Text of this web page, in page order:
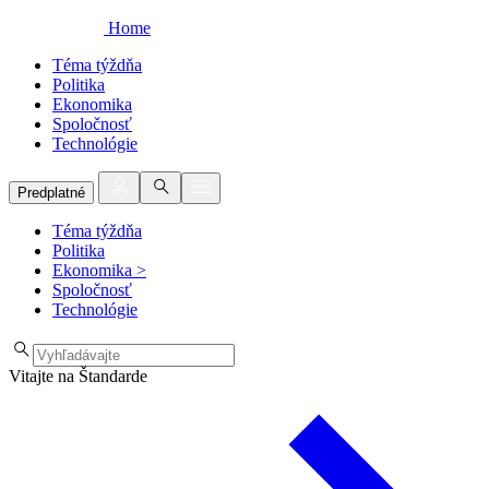
Home
Téma týždňa
Politika
Ekonomika
Spoločnosť
Technológie
Predplatné
Téma týždňa
Politika
Ekonomika >
Spoločnosť
Technológie
Vitajte na Štandarde